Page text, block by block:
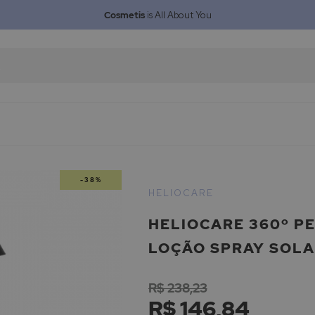
Cosmetisis All About You
-38%
HELIOCARE 360º
LOÇÃO SPRAY
HELIOCARE
R$ 146,84
R$ 238,23